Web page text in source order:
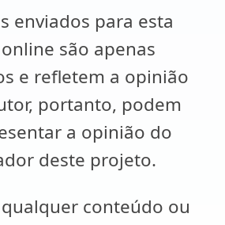
enviados para esta
são apenas
e refletem a opinião
portanto, podem
a opinião do
deste projeto.
conteúdo ou